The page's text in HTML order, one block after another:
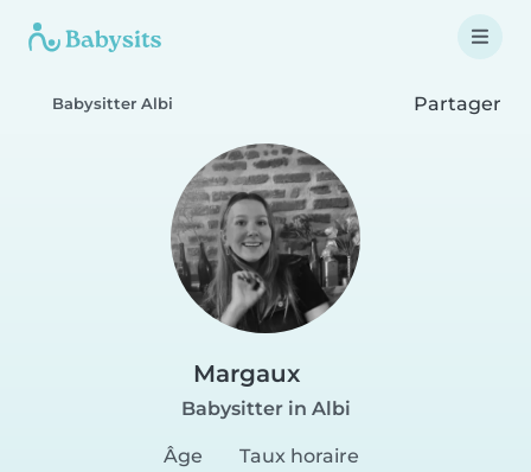
Babysitter Albi Partager
Margaux
Babysitter in Albi
Âge
Taux horaire